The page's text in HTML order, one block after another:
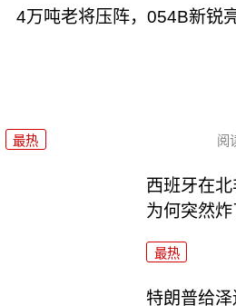
4万吨老将压阵，054B新锐
最热 阅
西班牙在北
为何突然炸
最热
特朗普给泽